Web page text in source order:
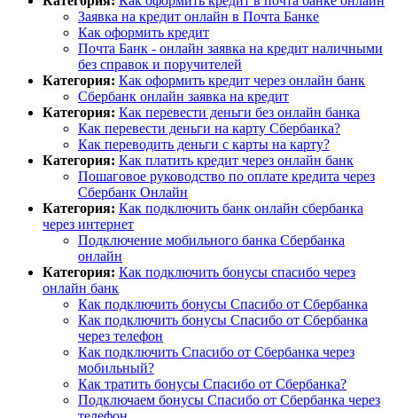
Заявка на кредит онлайн в Почта Банке
Как оформить кредит
Почта Банк - онлайн заявка на кредит наличными
без справок и поручителей
Категория: Как оформить кредит через онлайн банк
Сбербанк онлайн заявка на кредит
Категория: Как перевести деньги без онлайн банка
Как перевести деньги на карту Сбербанка?
Как переводить деньги с карты на карту?
Категория: Как платить кредит через онлайн банк
Пошаговое руководство по оплате кредита через
Сбербанк Онлайн
Категория: Как подключить банк онлайн сбербанка
через интернет
Подключение мобильного банка Сбербанка
онлайн
Категория: Как подключить бонусы спасибо через
онлайн банк
Как подключить бонусы Спасибо от Сбербанка
Как подключить бонусы Спасибо от Сбербанка
через телефон
Как подключить Спасибо от Сбербанка через
мобильный?
Как тратить бонусы Спасибо от Сбербанка?
Подключаем бонусы Спасибо от Сбербанка через